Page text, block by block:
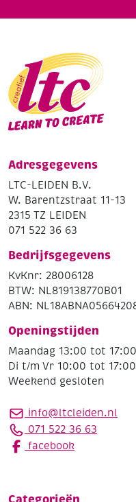
Adresgegevens
LTC-LEIDEN B.V.
W. Barentzstraat 11-13
2315 TZ LEIDEN
071 522 36 63
Bedrijfsgegevens
KvKnr: 28006128
BTW: NL819138770B01
ABN:
Openingstijden
Maandag 13:00 tot
Di t/m Vr 10:00 tot
Weekend gesloten
info@ltcleiden.nl
071 522 36 63
facebook